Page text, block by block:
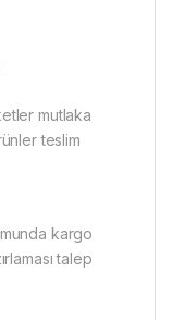
mutlaka
teslim
kargo
talep